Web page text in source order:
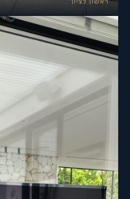
ראשון לציון